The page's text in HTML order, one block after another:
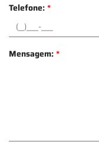
Telefone:*
Mensagem:*